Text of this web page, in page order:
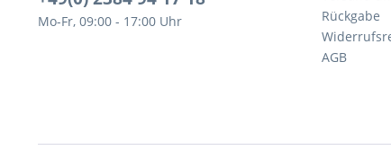
Mo-Fr, 09:00 - 17:00 Uhr
Rückgabe
AGB